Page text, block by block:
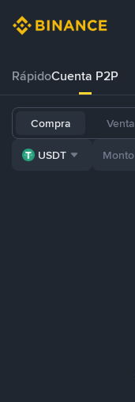
RápidoCuenta P2P
Compra Venta
USDT